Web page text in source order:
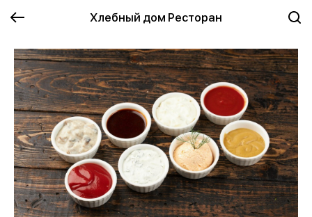
Хлебный дом Ресторан